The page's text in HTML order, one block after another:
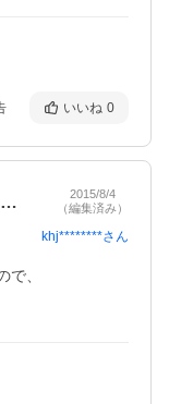
いいね 0
息の吹き方で数値にバラつきが少々あるの…
2015/8/4
（編集済み）
khj********さん
、